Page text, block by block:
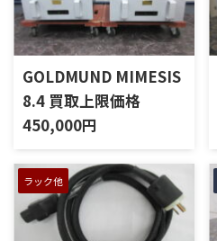
GOLDMUND MIMESIS
8.4 買取上限価格
450,000円
ラック他